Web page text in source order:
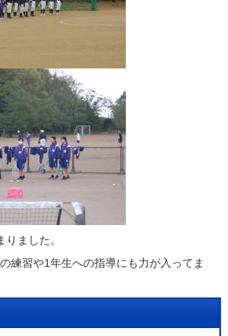
ました。
練習や1年生への指導にも力が入ってま